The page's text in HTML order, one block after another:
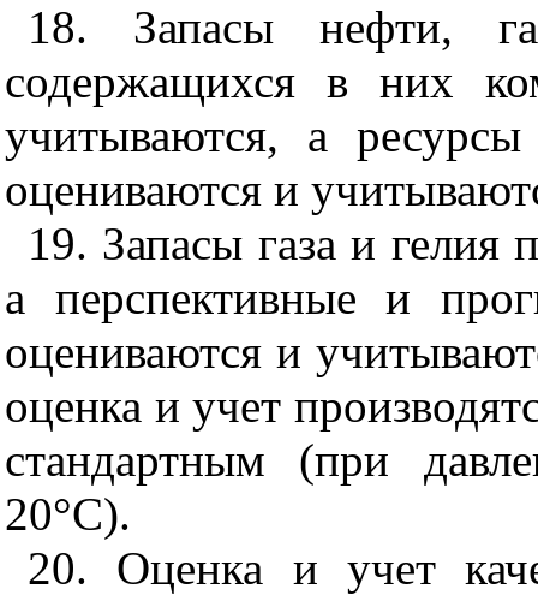
18. Запасы нефти,
содержащихся в них
учитываются, а
оцениваются и
19. Запасы газа и гелия
а перспективные и
оцениваются и
оценка и учет
стандартным (при
20°С).
20. Оценка и учет